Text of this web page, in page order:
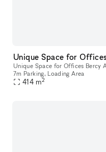
Unique Space for
Unique Space for Offices Bercy Area Total SIze: 414 sqm
7m Parking, Loading Area
414 m2